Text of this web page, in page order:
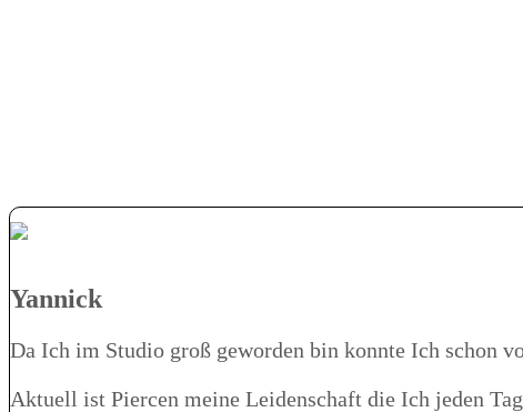
Yannick
Da Ich im Studio groß geworden bin konnte Ich schon
Aktuell ist Piercen meine Leidenschaft die Ich jeden